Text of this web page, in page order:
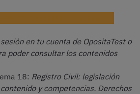
en tu cuenta de OpositaTest o
poder consultar los contenidos
18: Registro Civil: legislación
y competencias. Derechos